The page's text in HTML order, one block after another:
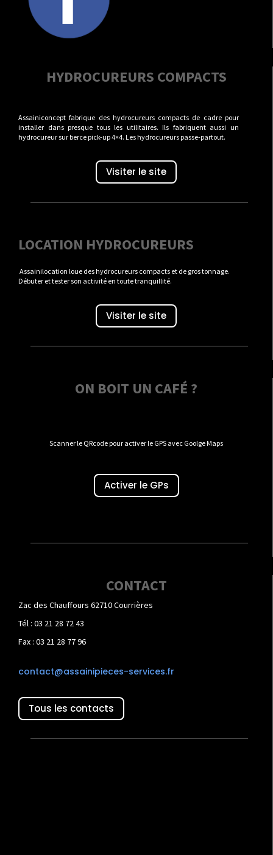
HYDROCUREURS COMPACTS
Assainiconcept fabrique des hydrocureurs compacts de cadre pour
installer dans presque tous les utilitaires. Ils fabriquent aussi un
hydrocureur sur berce pick-up 4×4. Les hydrocureurs passe-partout.
Visiter le site
LOCATION HYDROCUREURS
Assainilocation loue des hydrocureurs compacts et de gros tonnage.
Débuter et tester son activité en toute tranquillité.
Visiter le site
ON BOIT UN CAFÉ ?
Scanner le QRcode pour activer le GPS avec Goolge Maps
Activer le GPs
CONTACT
Zac des Chauffours 62710 Courrières
Tél : 03 21 28 72 43
Fax : 03 21 28 77 96
contact@assainipieces-services.fr
Tous les contacts